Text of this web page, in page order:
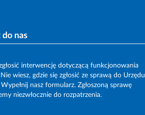
do nas
interwencję dotyczącą funkcjonowania
wiesz, gdzie się zgłosić ze sprawą do Urzędu
Wypełnij nasz formularz. Zgłoszoną sprawę
niezwłocznie do rozpatrzenia.